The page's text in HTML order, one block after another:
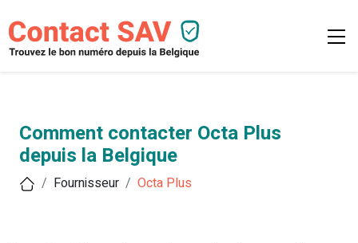
Comment contacter Octa Plus
depuis la Belgique
Fournisseur Octa Plus